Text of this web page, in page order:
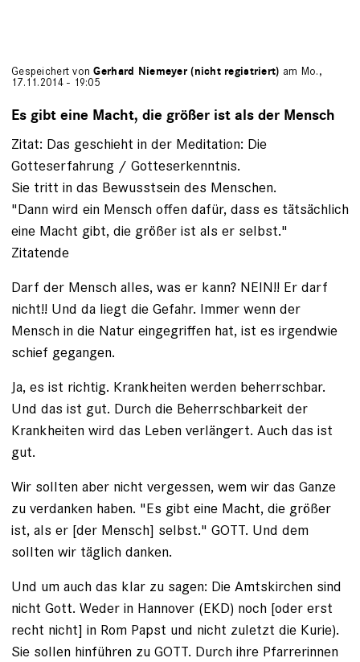
Gespeichert vonGerhard Niemeyer (nicht registriert) am Mo.,
17.11.2014 - 19:05
Es gibt eine Macht, die größer ist als der Mensch
Zitat: Das geschieht in der Meditation: Die
Gotteserfahrung / Gotteserkenntnis.
Sie tritt in das Bewusstsein des Menschen.
"Dann wird ein Mensch offen dafür, dass es tätsächlich
eine Macht gibt, die größer ist als er selbst."
Zitatende
Darf der Mensch alles, was er kann? NEIN!! Er darf
nicht!! Und da liegt die Gefahr. Immer wenn der
Mensch in die Natur eingegriffen hat, ist es irgendwie
schief gegangen.
Ja, es ist richtig. Krankheiten werden beherrschbar.
Und das ist gut. Durch die Beherrschbarkeit der
Krankheiten wird das Leben verlängert. Auch das ist
gut.
Wir sollten aber nicht vergessen, wem wir das Ganze
zu verdanken haben. "Es gibt eine Macht, die größer
ist, als er [der Mensch] selbst." GOTT. Und dem
sollten wir täglich danken.
Und um auch das klar zu sagen: Die Amtskirchen sind
nicht Gott. Weder in Hannover (EKD) noch [oder erst
recht nicht] in Rom Papst und nicht zuletzt die Kurie).
Sie sollen hinführen zu GOTT. Durch ihre Pfarrerinnen